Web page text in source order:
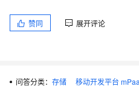
赞同 展开评论
问答分类： 存储
移动开发平台